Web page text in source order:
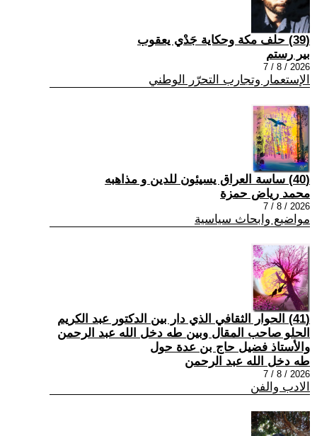
(39) حلف مكة وحكاية جَدْي يعقوب
بير رستم
2026 / 8 / 7
الإستعمار وتجارب التحرّر الوطني
(40) ساسة العراق يسيئون للدين و مذاهبه
محمد رياض حمزة
2026 / 8 / 7
مواضيع وابحاث سياسية
(41) الحوار الثقافي الذي دار بين الدكتور عبد الكريم
الحلو صاحب المقال وبين طه دخل الله عبد الرحمن
والأستاذ فضيل حاج بن عدة حول
طه دخل الله عبد الرحمن
2026 / 8 / 7
الادب والفن